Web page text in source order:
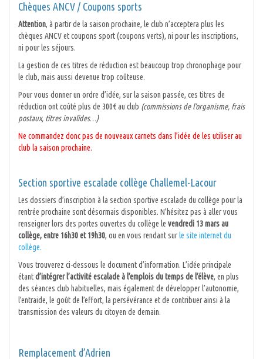
Chèques ANCV / Coupons sports
Attention, à partir de la saison prochaine, le club n’acceptera plus les
chèques ANCV et coupons sport (coupons verts), ni pour les inscriptions,
ni pour les séjours.
La gestion de ces titres de réduction est beaucoup trop chronophage pour
le club, mais aussi devenue trop coûteuse.
Pour vous donner un ordre d’idée, sur la saison passée, ces titres de
réduction ont coûté plus de 300€ au club (commissions de l’organisme, frais
postaux, titres invalides…)
Ne commandez donc pas de nouveaux carnets dans l’idée de les utiliser au
club la saison prochaine.
Section sportive escalade collège Challemel-Lacour
Les dossiers d’inscription à la section sportive escalade du collège pour la
rentrée prochaine sont désormais disponibles. N’hésitez pas à aller vous
renseigner lors des portes ouvertes du collège le vendredi 13 mars au
collège, entre 16h30 et 19h30, ou en vous rendant sur le site internet du
collège.
Vous trouverez ci-dessous le document d’information. L’idée principale
étantd’intégrer l’activité escalade à l’emplois du temps de l’élève, en plus
des séances club habituelles, mais également de développer l’autonomie,
l’entraide, le goût de l’effort, la persévérance et de contribuer ainsi à la
transmission des valeurs du citoyen de demain.
Remplacement d’Adrien